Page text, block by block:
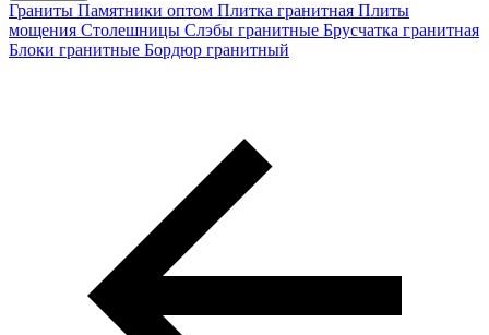
Граниты Памятники оптом Плитка гранитная Плиты
мощения Столешницы Слэбы гранитные Брусчатка гранитная
Блоки гранитные Бордюр гранитный